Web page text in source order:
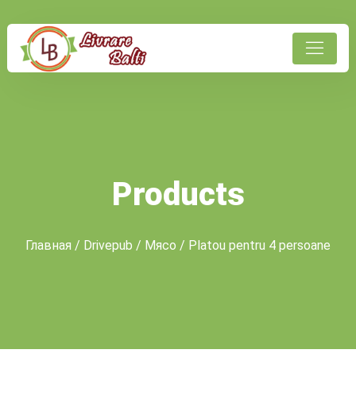
Products
Главная / Drivepub / Мясо / Platou pentru 4 persoane